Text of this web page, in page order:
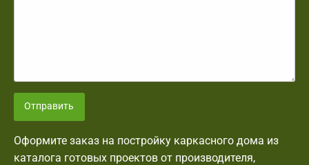
Отправить
Оформите заказ на постройку каркасного дома из
каталога готовых проектов от производителя,